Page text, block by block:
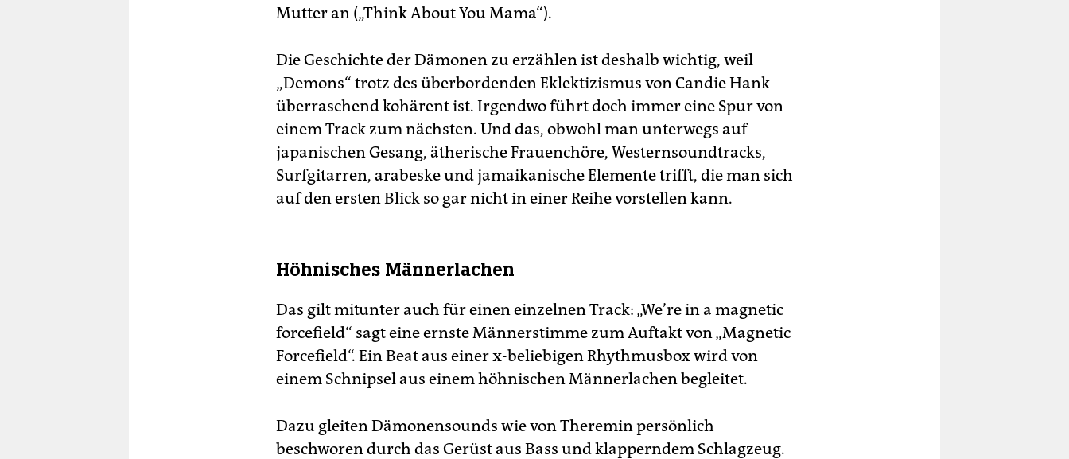
Mutter an („Think About You Mama“).
Die Geschichte der Dämonen zu erzählen ist deshalb wichtig, weil
„Demons“ trotz des überbordenden Eklektizismus von Candie Hank
überraschend kohärent ist. Irgendwo führt doch immer eine Spur von
einem Track zum nächsten. Und das, obwohl man unterwegs auf
japanischen Gesang, ätherische Frauenchöre, Westernsoundtracks,
Surfgitarren, arabeske und jamaikanische Elemente trifft, die man sich
auf den ersten Blick so gar nicht in einer Reihe vorstellen kann.
Höhnisches Männerlachen
Das gilt mitunter auch für einen einzelnen Track: „We’re in a magnetic
forcefield“ sagt eine ernste Männerstimme zum Auftakt von „Magnetic
Forcefield“. Ein Beat aus einer x-beliebigen Rhythmusbox wird von
einem Schnipsel aus einem höhnischen Männerlachen begleitet.
Dazu gleiten Dämonensounds wie von Theremin persönlich
beschworen durch das Gerüst aus Bass und klapperndem Schlagzeug.